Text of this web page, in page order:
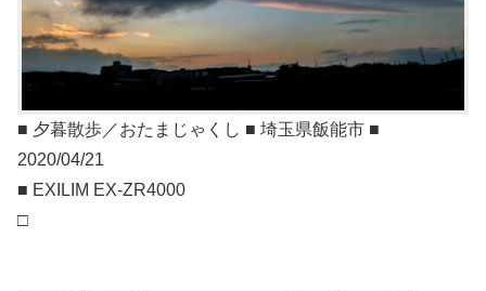
■ 夕暮散歩／おたまじゃくし ■ 埼玉県飯能市 ■
2020/04/21
■ EXILIM EX-ZR4000
□